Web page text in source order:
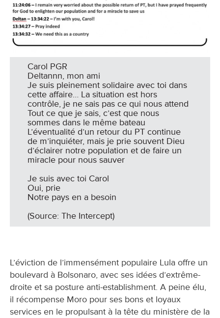
Carol PGR
Deltannn, mon ami
Je suis pleinement solidaire avec toi dans
cette affaire… La situation est hors
contrôle, je ne sais pas ce qui nous attend
Tout ce que je sais, c’est que nous
sommes dans le même bateau
L’éventualité d’un retour du PT continue
de m’inquiéter, mais je prie souvent Dieu
d’éclairer notre population et de faire un
miracle pour nous sauver
Je suis avec toi Carol
Oui, prie
Notre pays en a besoin
(Source: The Intercept)
L’éviction de l’immensément populaire Lula offre un
boulevard à Bolsonaro, avec ses idées d’extrême-
droite et sa posture anti-establishment. A peine élu,
il récompense Moro pour ses bons et loyaux
services en le propulsant à la tête du ministère de la